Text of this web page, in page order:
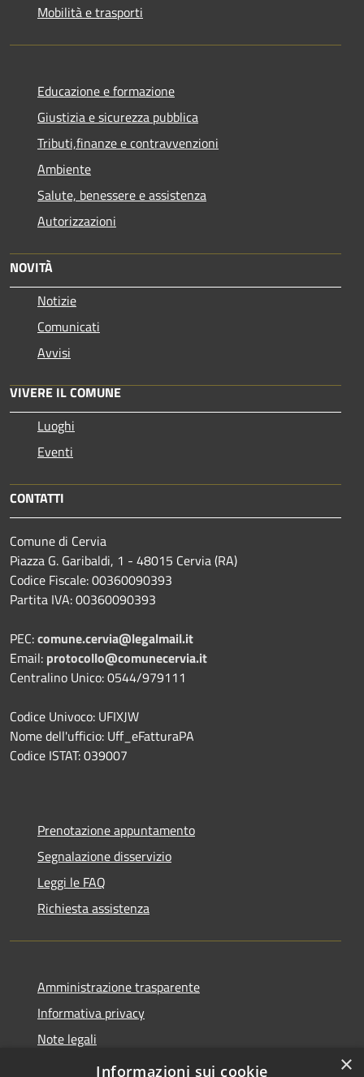
Mobilità e trasporti
Educazione e formazione
Giustizia e sicurezza pubblica
Tributi,finanze e contravvenzioni
Ambiente
Salute, benessere e assistenza
Autorizzazioni
NOVITÀ
Notizie
Comunicati
Avvisi
VIVERE IL COMUNE
Luoghi
Eventi
CONTATTI
Comune di Cervia
Piazza G. Garibaldi, 1 - 48015 Cervia (RA)
Codice Fiscale: 00360090393
Partita IVA: 00360090393
PEC:comune.cervia@legalmail.it
Email: protocollo@comunecervia.it
Centralino Unico: 0544/979111
Codice Univoco: UFIXJW
Nome dell'ufficio: Uff_eFatturaPA
Codice ISTAT: 039007
Prenotazione appuntamento
Segnalazione disservizio
Leggi le FAQ
Richiesta assistenza
Amministrazione trasparente
Informativa privacy
Note legali
Dichiarazione di accessibilità
×
Informazioni sui cookie